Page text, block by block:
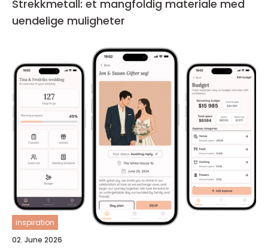
Strekkmetall: et mangfoldig materiale med
uendelige muligheter
inspiration
02. June 2026